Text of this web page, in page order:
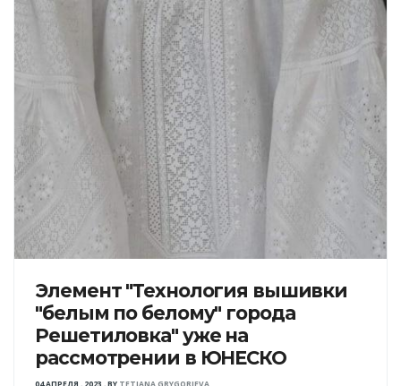
Элемент "Технология вышивки
"белым по белому" города
Решетиловка" уже на
рассмотрении в ЮНЕСКО